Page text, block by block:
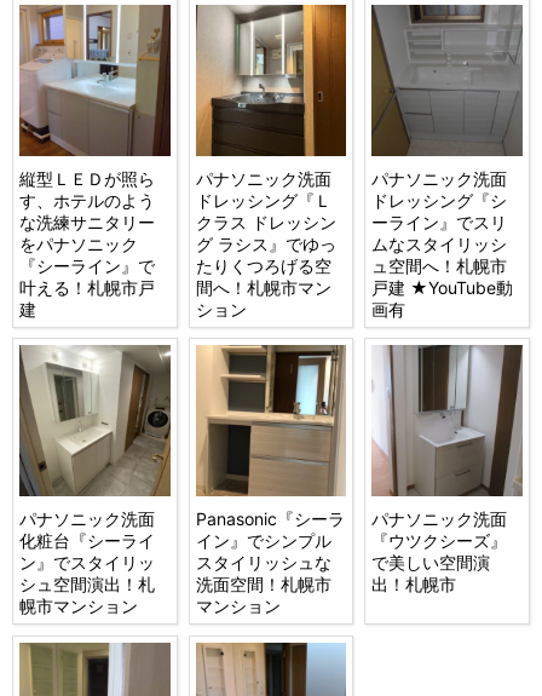
縦型ＬＥＤが照ら
す、ホテルのよう
な洗練サニタリー
をパナソニック
『シーライン』で
叶える！札幌市戸
建
パナソニック洗面
ドレッシング『Ｌ
クラス ドレッシン
グ ラシス』でゆっ
たりくつろげる空
間へ！札幌市マン
ション
パナソニック洗面
ドレッシング『シ
ーライン』でスリ
ムなスタイリッシ
ュ空間へ！札幌市
戸建 ★YouTube動
画有
パナソニック洗面
化粧台『シーライ
ン』でスタイリッ
シュ空間演出！札
幌市マンション
Panasonic『シーラ
イン』でシンプル
スタイリッシュな
洗面空間！札幌市
マンション
パナソニック洗面
『ウツクシーズ』
で美しい空間演
出！札幌市